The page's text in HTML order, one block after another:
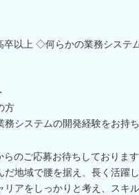
卒以上 ◇何らかの業務システ
方
務システムの開発経験をお持
らのご応募お待ちしております
だ地域で腰を据え、長く活躍
リアをしっかりと考え、スキ